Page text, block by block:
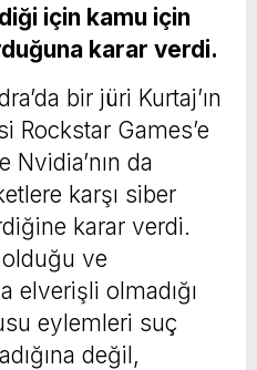
için kamu için
karar verdi.
bir jüri Kurtaj’ın
Rockstar Games’e
Nvidia’nın da
karşı siber
karar verdi.
ve
elverişli olmadığı
eylemleri suç
değil,